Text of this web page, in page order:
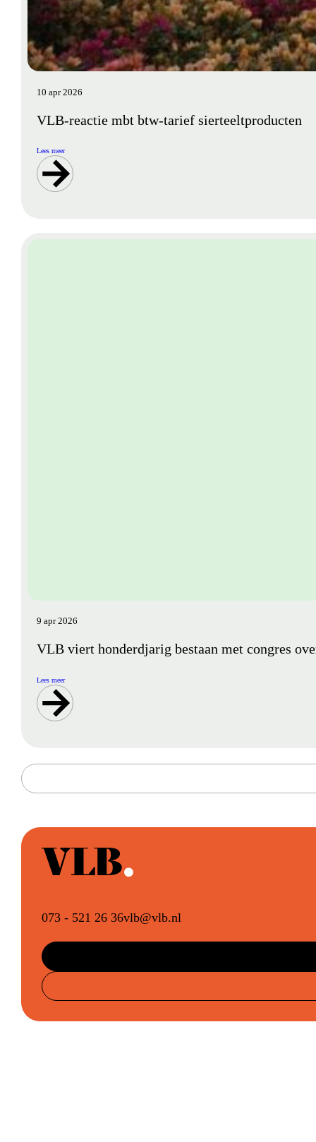
10 apr 2026
VLB-reactie mbt btw-tarief sierteeltproducten
Lees meer
9 apr 2026
VLB viert honderdjarig bestaan met congres
Lees meer
073 - 521 26 36vlb@vlb.nl